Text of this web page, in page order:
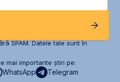
SPAM. Datele tale sunt în
mai importante știri pe:
WhatsApp Telegram